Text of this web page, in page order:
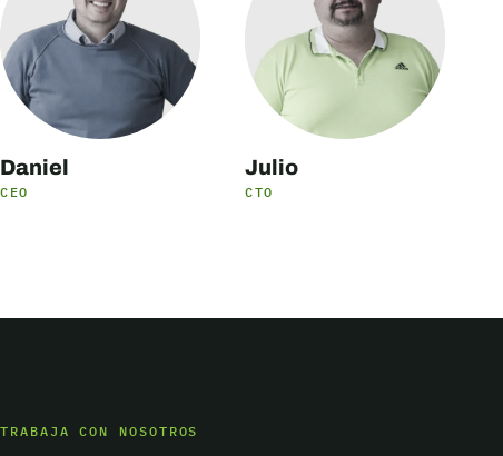
Daniel
CEO
Julio
CTO
TRABAJA CON NOSOTROS